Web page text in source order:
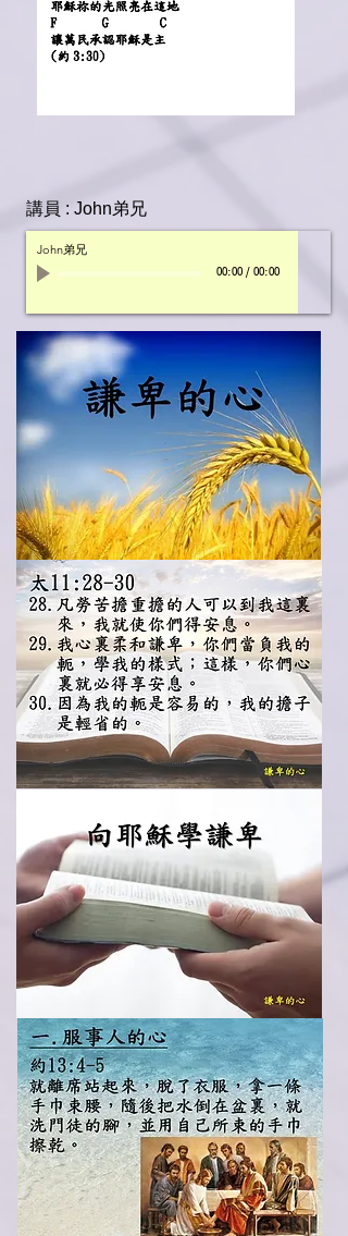
講員 : John弟兄
John弟兄
00:00 / 00:00